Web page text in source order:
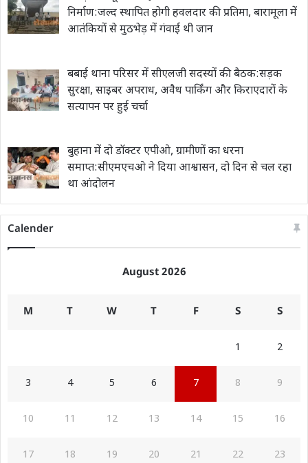
निर्माण:जल्द स्थापित होगी हवलदार की प्रतिमा, बारामूला में
आतंकियों से मुठभेड़ में गंवाई थी जान
बबाई थाना परिसर में सीएलजी सदस्यों की बैठक:सड़क
सुरक्षा, साइबर अपराध, अवैध पार्किंग और किराएदारों के
सत्यापन पर हुई चर्चा
बुहाना में दो डॉक्टर एपीओ, ग्रामीणों का धरना
समाप्त:सीएमएचओ ने दिया आश्वासन, दो दिन से चल रहा
था आंदोलन
Calender
August 2026
M T W T F S S
1 2
3 4 5 6 7 8 9
10 11 12 13 14 15 16
17 18 19 20 21 22 23